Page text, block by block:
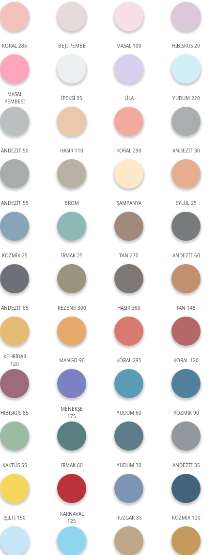
KORAL 285 BEJİ PEMBE MASAL 100 HİBİSKUS 20
MASAL
PEMBESİ
İPEKSİ 35 LİLA YUDUM 220
ANDEZİT 50 HASIR 110 KORAL 290 ANDEZİT 30
ANDEZİT 55 BROM ŞAMPANYA EYLÜL 25
KOZMİK 25 IRMAK 25 TAN 270 ANDEZİT 60
ANDEZİT 65 REZENE 300 HASIR 360 TAN 145
KEHRİBAR
120
MANGO 90 KORAL 295 KORAL 120
HİBİSKUS 85
MENEKŞE
175
YUDUM 60 KOZMİK 90
KAKTÜS 55 IRMAK 60 YUDUM 30 ANDEZİT 35
IŞILTI 150
KARNAVAL
125
RÜZGAR 85 KOZMİK 120